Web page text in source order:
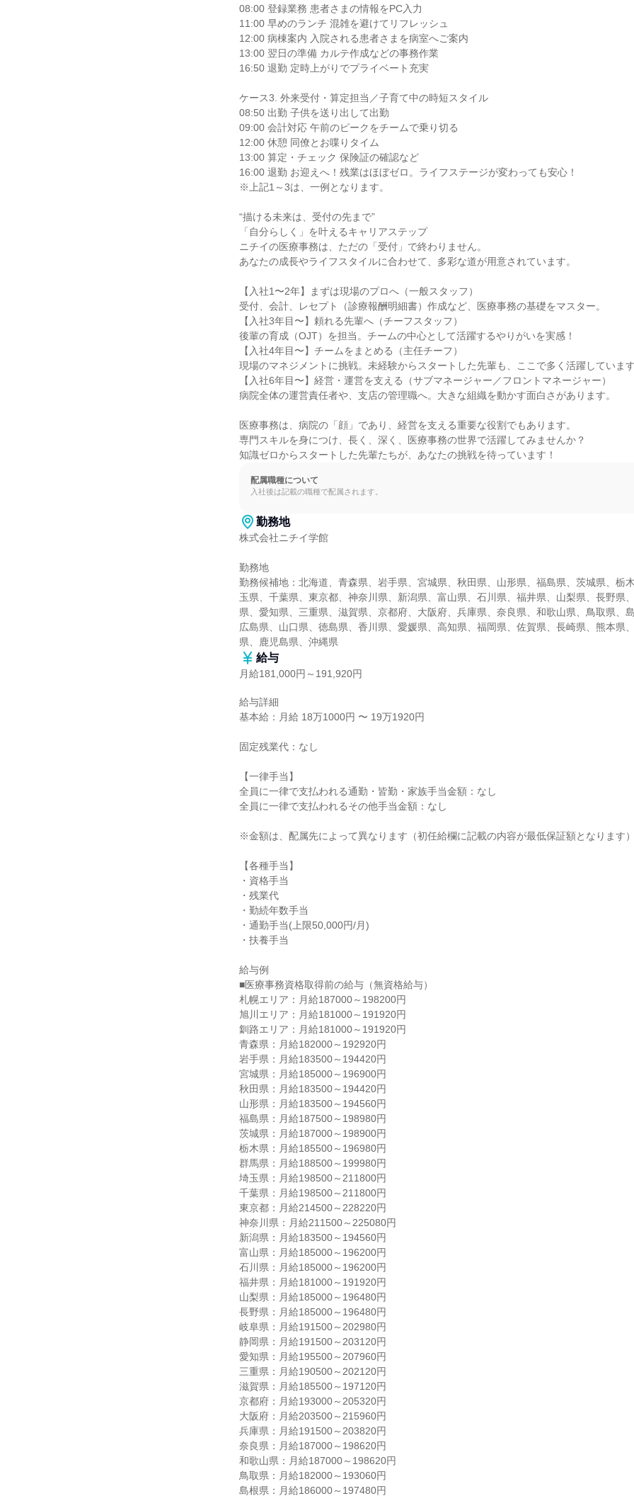
08:00 登録業務 患者さまの情報をPC入力
11:00 早めのランチ 混雑を避けてリフレッシュ
12:00 病棟案内 入院される患者さまを病室へご案内
13:00 翌日の準備 カルテ作成などの事務作業
16:50 退勤 定時上がりでプライベート充実
ケース3. 外来受付・算定担当／子育て中の時短スタイル
08:50 出勤 子供を送り出して出勤
09:00 会計対応 午前のピークをチームで乗り切る
12:00 休憩 同僚とお喋りタイム
13:00 算定・チェック 保険証の確認など
16:00 退勤 お迎えへ！残業はほぼゼロ。ライフステージが変わっても安心！
※上記1～3は、一例となります。
“描ける未来は、受付の先まで”
「自分らしく」を叶えるキャリアステップ
ニチイの医療事務は、ただの「受付」で終わりません。
あなたの成長やライフスタイルに合わせて、多彩な道が用意されています。
【入社1〜2年】まずは現場のプロへ（一般スタッフ）
受付、会計、レセプト（診療報酬明細書）作成など、医療事務の基礎をマスター。
【入社3年目〜】頼れる先輩へ（チーフスタッフ）
後輩の育成（OJT）を担当。チームの中心として活躍するやりがいを実感！
【入社4年目〜】チームをまとめる（主任チーフ）
現場のマネジメントに挑戦。未経験からスタートした先輩も、ここで多く活躍していま
【入社6年目〜】経営・運営を支える（サブマネージャー／フロントマネージャー）
病院全体の運営責任者や、支店の管理職へ。大きな組織を動かす面白さがあります。
医療事務は、病院の「顔」であり、経営を支える重要な役割でもあります。
専門スキルを身につけ、長く、深く、医療事務の世界で活躍してみませんか？
知識ゼロからスタートした先輩たちが、あなたの挑戦を待っています！
配属職種について
入社後は記載の職種で配属されます。
勤務地
株式会社ニチイ学館
勤務地
勤務候補地：北海道、青森県、岩手県、宮城県、秋田県、山形県、福島県、茨城県、栃
玉県、千葉県、東京都、神奈川県、新潟県、富山県、石川県、福井県、山梨県、長野県
県、愛知県、三重県、滋賀県、京都府、大阪府、兵庫県、奈良県、和歌山県、鳥取県、
広島県、山口県、徳島県、香川県、愛媛県、高知県、福岡県、佐賀県、長崎県、熊本県
県、鹿児島県、沖縄県
給与
月給181,000円～191,920円
給与詳細
基本給：月給 18万1000円 〜 19万1920円
固定残業代：なし
【一律手当】
全員に一律で支払われる通勤・皆勤・家族手当金額：なし
全員に一律で支払われるその他手当金額：なし
※金額は、配属先によって異なります（初任給欄に記載の内容が最低保証額となります
【各種手当】
・資格手当
・残業代
・勤続年数手当
・通勤手当(上限50,000円/月)
・扶養手当
給与例
■医療事務資格取得前の給与（無資格給与）
札幌エリア：月給187000～198200円
旭川エリア：月給181000～191920円
釧路エリア：月給181000～191920円
青森県：月給182000～192920円
岩手県：月給183500～194420円
宮城県：月給185000～196900円
秋田県：月給183500～194420円
山形県：月給183500～194560円
福島県：月給187500～198980円
茨城県：月給187000～198900円
栃木県：月給185500～196980円
群馬県：月給188500～199980円
埼玉県：月給198500～211800円
千葉県：月給198500～211800円
東京都：月給214500～228220円
神奈川県：月給211500～225080円
新潟県：月給183500～194560円
富山県：月給185000～196200円
石川県：月給185000～196200円
福井県：月給181000～191920円
山梨県：月給185000～196480円
長野県：月給185000～196480円
岐阜県：月給191500～202980円
静岡県：月給191500～203120円
愛知県：月給195500～207960円
三重県：月給190500～202120円
滋賀県：月給185500～197120円
京都府：月給193000～205320円
大阪府：月給203500～215960円
兵庫県：月給191500～203820円
奈良県：月給187000～198620円
和歌山県：月給187000～198620円
鳥取県：月給182000～193060円
島根県：月給186000～197480円